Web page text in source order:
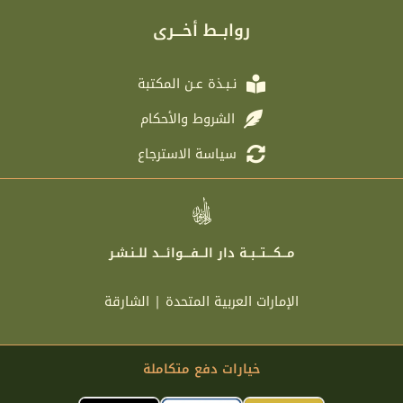
a
b
o
k
t
r
g
روابــط أخـــرى
نـبـذة عـن المكتبة
الشروط والأحكام
سياسة الاسترجاع
مـــكــــتـــبــة دار الـــفــــوائـــد للــنـشـر
الإمارات العربية المتحدة | الشارقة
خيارات دفع متكاملة